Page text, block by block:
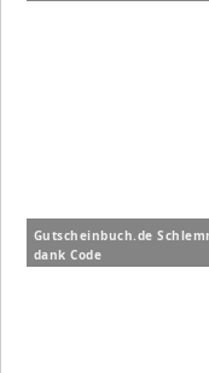
Gutscheinbuch.de
dank Code